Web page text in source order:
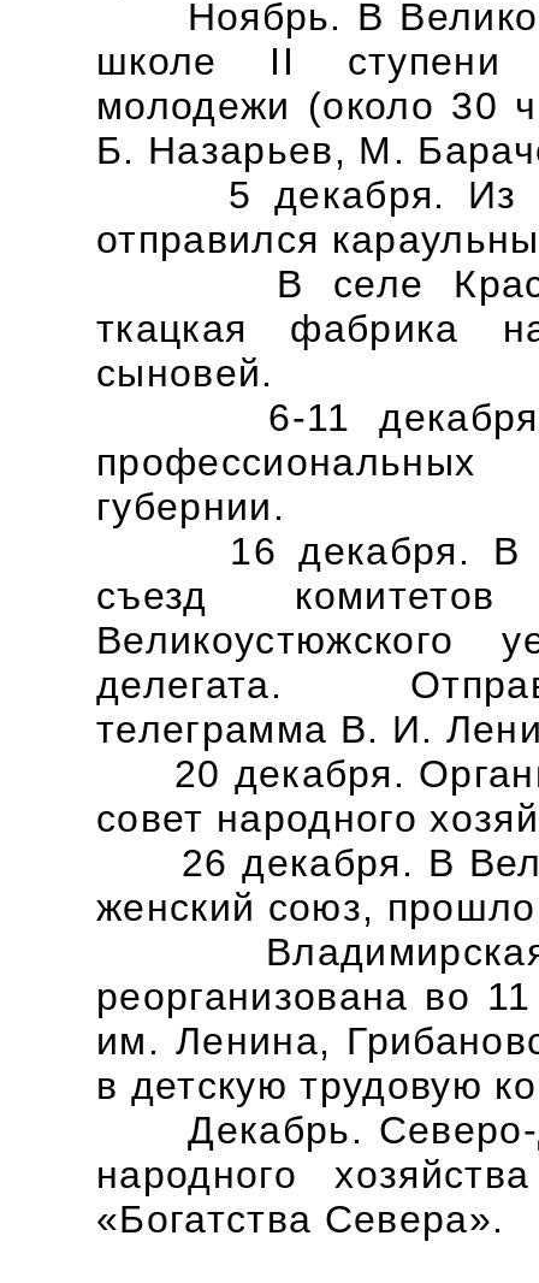
Ноябрь. В Великом
школе II ступени
молодежи (около 30
Б. Назарьев, М.
5 декабря. Из
отправился
В селе
ткацкая фабрика
сыновей.
6-11 декабря.
профессиональных
губернии.
16 декабря. В
съезд
Великоустюжского
делегата.
телеграмма В. И.
20 декабря.
совет народного
26 декабря. В
женский союз,
Владимирская
реорганизована во
им. Ленина,
в детскую трудовую
Декабрь. Северо-
народного
«Богатства